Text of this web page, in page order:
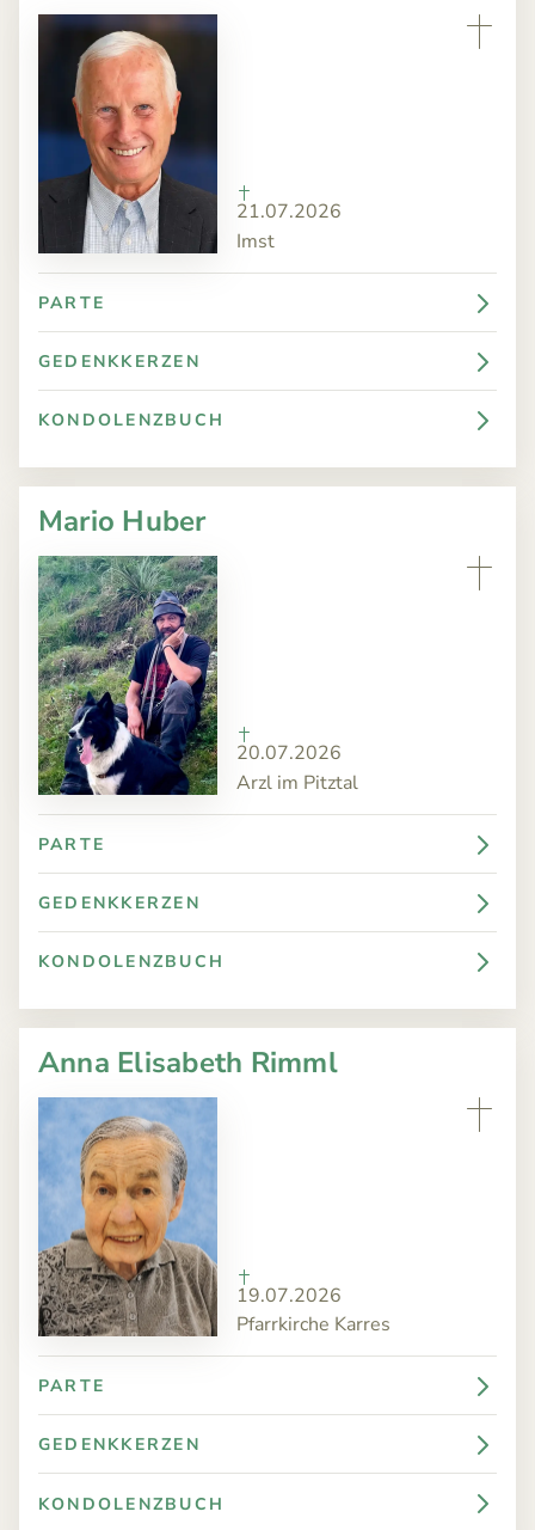
21.07.2026
Imst
PARTE
GEDENKKERZEN
KONDOLENZBUCH
Mario Huber
20.07.2026
Arzl im Pitztal
PARTE
GEDENKKERZEN
KONDOLENZBUCH
Anna Elisabeth Rimml
19.07.2026
Pfarrkirche Karres
PARTE
GEDENKKERZEN
KONDOLENZBUCH